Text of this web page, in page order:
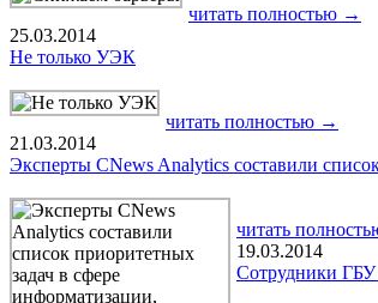
читать полностью →
25.03.2014
Не только УЭК
читать полностью →
21.03.2014
Эксперты CNews Analytics составили
читать
19.03.2014
Сотрудники